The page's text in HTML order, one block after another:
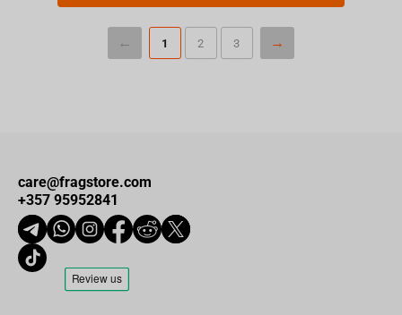
1 2 3
care@fragstore.com
+357 95952841